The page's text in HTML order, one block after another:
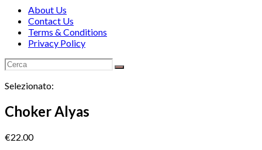
About Us
Contact Us
Terms & Conditions
Privacy Policy
Selezionato:
Choker Alyas
€22.00